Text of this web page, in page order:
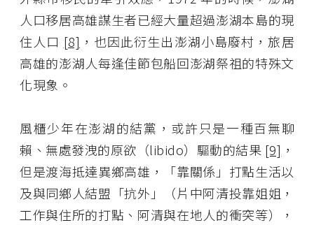
人口移居高雄謀生者已經大量超過澎湖本島的現
住人口 [8] ，也因此衍生出澎湖小島廢村，旅居
高雄的澎湖人每逢佳節包船回澎湖祭祖的特殊文
化現象。
風櫃少年在澎湖的結黨，或許只是一種百無聊
賴、無處發洩的原欲（libido）驅動的結果 [9] ，
但是渡海抵達異鄉高雄，「靠關係」打點生活以
及與同鄉人結盟「抗外」（片中阿清投靠姐姐，
工作與住所的打點、阿清與在地人的衝突等），